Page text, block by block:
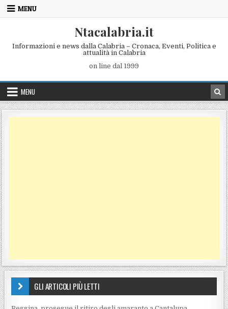
Skip to content
MENU
Ntacalabria.it
Informazioni e news dalla Calabria – Cronaca, Eventi, Politica e
attualità in Calabria
on line dal 1999
MENU
GLI ARTICOLI PIÙ LETTI